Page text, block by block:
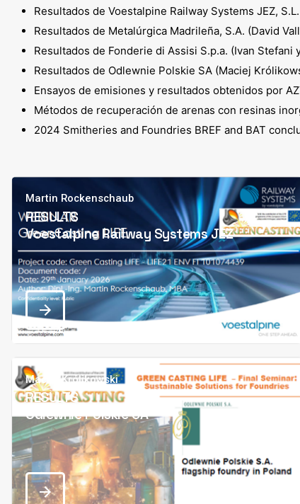
Resultados de Voestalpine Railway Systems JEZ,
Resultados de Metalúrgica Madrileña, S.A. (David
Resultados de Fonderie di Assisi S.p.a. (Ivan Stefani
Resultados de Odlewnie Polskie SA (Maciej
Ensayos de emisiones y resultados obtenidos por
Métodos de recuperación de arenas con resinas
2024 Smitheries and Foundries BREF and BAT
Martin Rockenschaub
RESULTS
Voestalpine Railway Systems JEZ
Maciej Królikowski
RESULTS
Odlewnie Polskie SA